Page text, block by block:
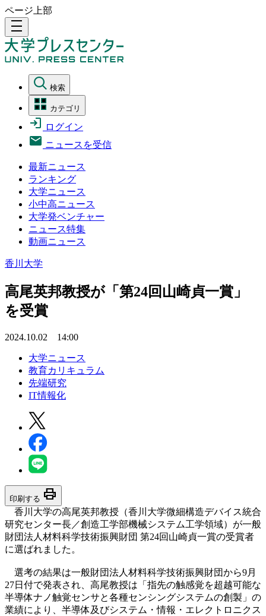
ページ上部
density_medium
検索
カテゴリ
ログイン
ニュースを受信
最新ニュース
ランキング
大学ニュース
小中高ニュース
大学発ベンチャー
ニュース特集
動画ニュース
香川大学
高尾英邦教授が「第24回山崎貞一賞」
を受賞
2024.10.02 14:00
大学ニュース
教育カリキュラム
先端研究
IT情報化
印刷する print
香川大学の高尾英邦教授（香川大学微細構造デバイス統合
研究センター長／創造工学部機械システム工学領域）が一般
財団法人材料科学技術振興財団 第24回山崎貞一賞の受賞者
に選ばれました。
選考の結果は一般財団法人材料科学技術振興財団から9月
27日付で発表され、高尾教授は「指先の触感覚を超越可能な
半導体ナノ触覚センサと各種センシングシステムの創製」の
業績により、半導体及びシステム・情報・エレクトロニクス